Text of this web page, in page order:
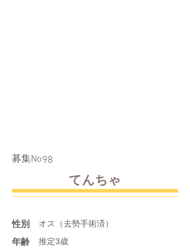
​募集No98
てんちゃ
性別 オス（去勢手術済）
年齢 推定3歳